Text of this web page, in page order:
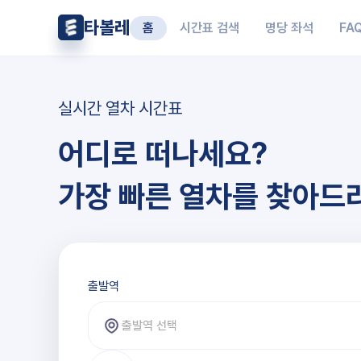
타볼레 홈 시간표 검색 명당 좌석
실시간 열차 시간표
어디로 떠나세요?
가장 빠른 열차를 찾아드
출발역과 도착역 선택
출발역
출발역 선택